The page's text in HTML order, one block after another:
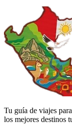
Tu guía de viajes
los mejores destinos